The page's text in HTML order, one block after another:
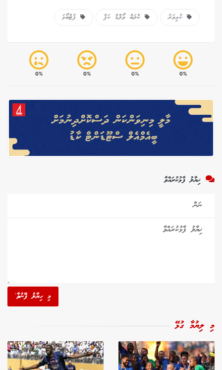
ކުޅިވަރު ކްލަބް ވޯލްޑް ކަޕް ފުޓްބޯޅަ
0%
0%
0%
0%
ޚިޔާލު ފާޅުކުރައްވާ
މި ހިޔާލު ފޮނުވާ'
މި ލިޔުމާ ގުޅޭ